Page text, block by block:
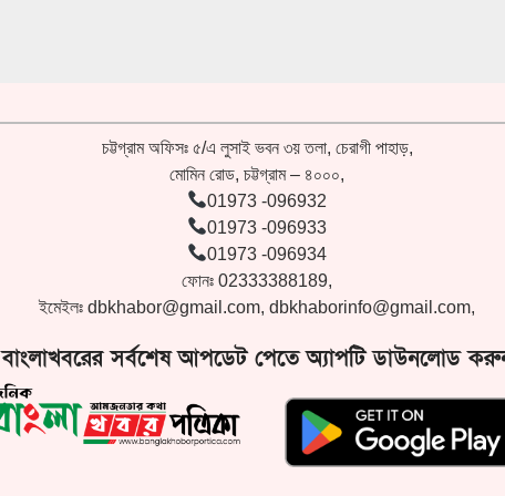
চট্টগ্রাম অফিসঃ ৫/এ লুসাই ভবন ৩য় তলা, চেরাগী পাহাড়,
মোমিন রোড, চট্টগ্রাম – ৪০০০,
01973 -096932
01973 -096933
01973 -096934
ফোনঃ 02333388189,
ইমেইলঃ dbkhabor@gmail.com, dbkhaborinfo@gmail.com,
বাংলাখবরের সর্বশেষ আপডেট পেতে অ্যাপটি ডাউনলোড